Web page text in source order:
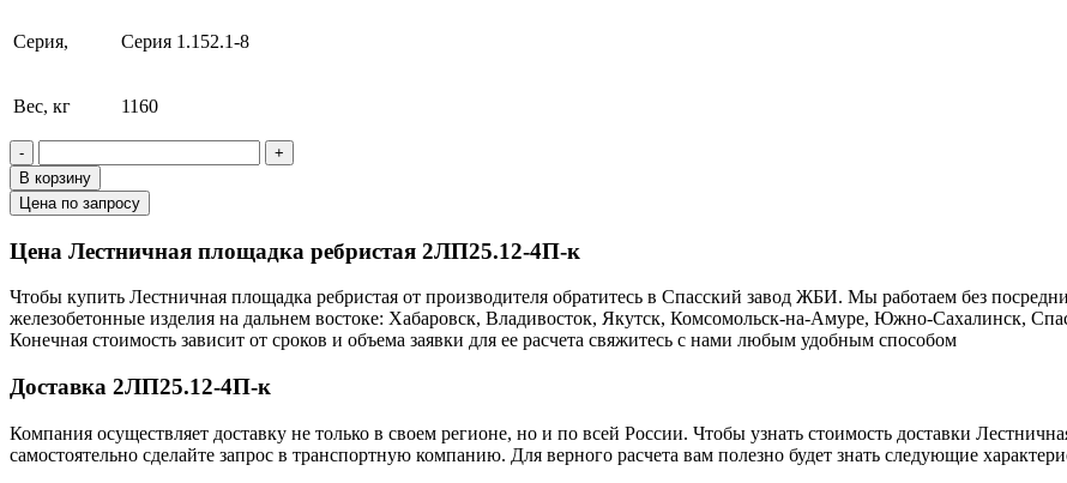
Серия, Серия 1.152.1-8
Вес, кг 1160
-
+
В корзину
Цена по запросу
Цена Лестничная площадка ребристая 2ЛП25.12-4П-к
Чтобы купить Лестничная площадка ребристая от производителя обратитесь в Cпасский завод ЖБИ. Мы работаем без
железобетонные изделия на дальнем востоке: Хабаровск, Владивосток, Якутск, Комсомольск-на-Амуре, Южно-Сахалинск,
Конечная стоимость зависит от сроков и объема заявки для ее расчета свяжитесь с нами любым удобным способом
Доставка 2ЛП25.12-4П-к
Компания осуществляет доставку не только в своем регионе, но и по всей России. Чтобы узнать стоимость доставки
самостоятельно сделайте запрос в транспортную компанию. Для верного расчета вам полезно будет знать следующие